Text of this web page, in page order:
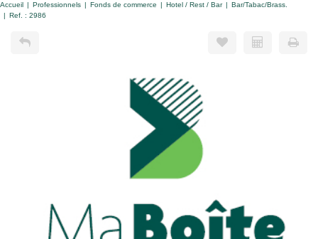
Accueil Professionnels Fonds de commerce Hotel / Rest / Bar
Bar/Tabac/Brass.
Ref. : 2986